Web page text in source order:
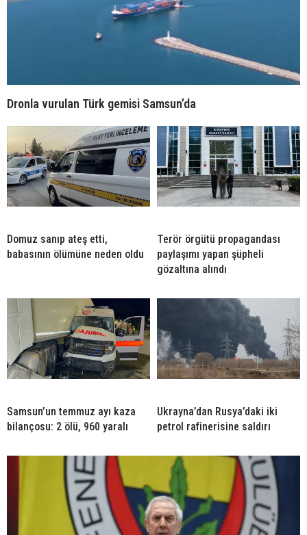
Dronla vurulan Türk gemisi Samsun’da
Domuz sanıp ateş etti,
babasının ölümüne neden oldu
Terör örgütü propagandası
paylaşımı yapan şüpheli
gözaltına alındı
Samsun’un temmuz ayı kaza
bilançosu: 2 ölü, 960 yaralı
Ukrayna’dan Rusya’daki iki
petrol rafinerisine saldırı